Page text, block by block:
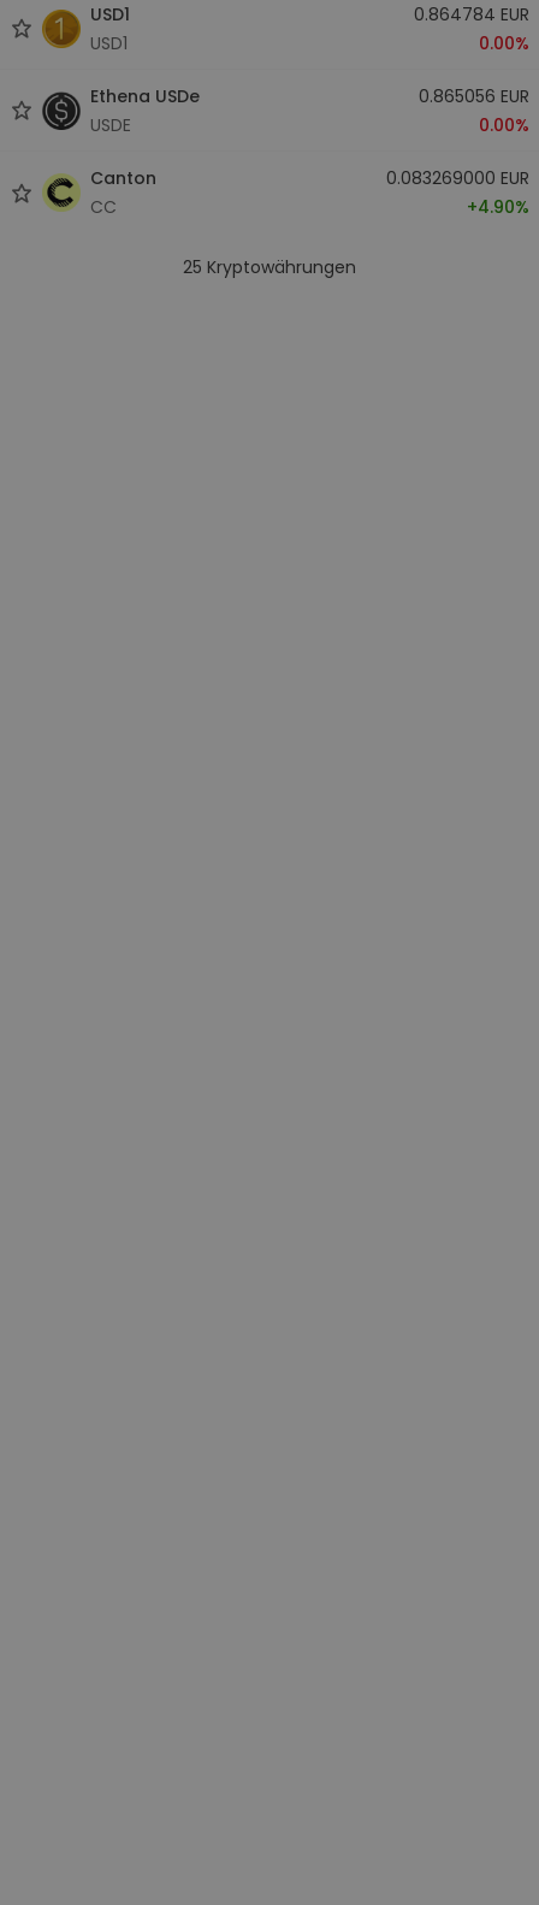
USD1
USD1
0.864784 EUR
0.00%
Ethena USDe
USDE
0.865056 EUR
0.00%
Canton
CC
0.083269000 EUR
+4.90%
25 Kryptowährungen